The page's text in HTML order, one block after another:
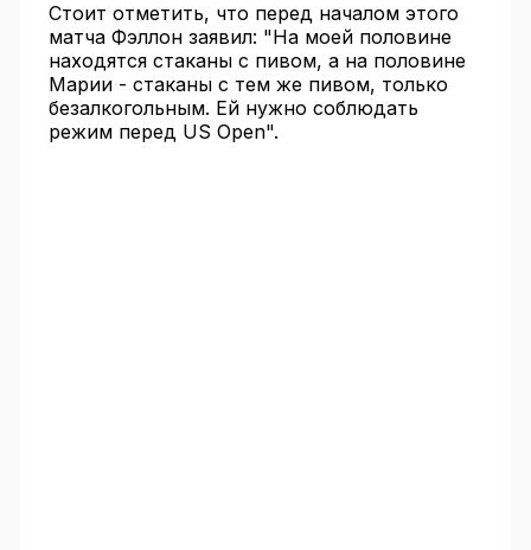
Стоит отметить, что перед началом этого
матча Фэллон заявил: "На моей половине
находятся стаканы с пивом, а на половине
Марии - стаканы с тем же пивом, только
безалкогольным. Ей нужно соблюдать
режим перед US Open".